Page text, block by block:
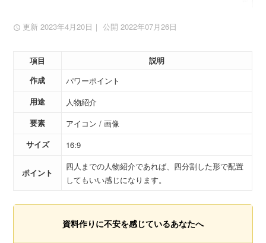
更新 2023年4月20日 ｜ 公開 2022年07月26日
項目
説明
作成
パワーポイント
用途
人物紹介
要素
アイコン / 画像
サイズ
16:9
ポイント
四人までの人物紹介であれば、四分割した形で配置
してもいい感じになります。
資料作りに不安を感じているあなたへ